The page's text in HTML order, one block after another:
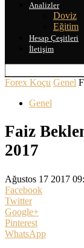
Analizler
Doviz
Eğitim
Hesap Çeşitleri
İletişim
Forex Koçu Genel
Genel
Faiz
2017
Ağustos 17 2017
Facebook
Twitter
Google+
Pinterest
WhatsApp